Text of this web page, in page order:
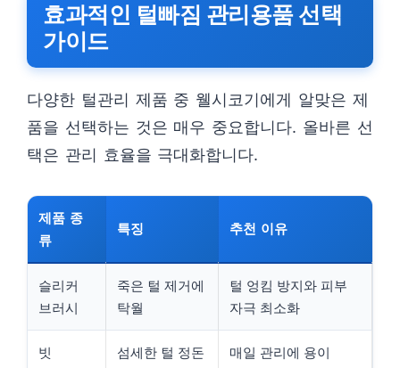
효과적인 털빠짐 관리용품 선택
가이드
다양한 털관리 제품 중 웰시코기에게 알맞은 제
품을 선택하는 것은 매우 중요합니다. 올바른 선
택은 관리 효율을 극대화합니다.
제품 종
류
특징 추천 이유
슬리커
브러시
죽은 털 제거에
탁월
털 엉킴 방지와 피부
자극 최소화
빗 섬세한 털 정돈 매일 관리에 용이